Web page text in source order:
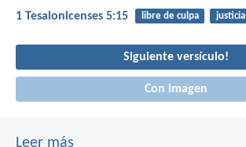
1 Tesalonicenses 5:15 libre de culpa justicia
Siguiente versículo!
Con imagen
Leer más